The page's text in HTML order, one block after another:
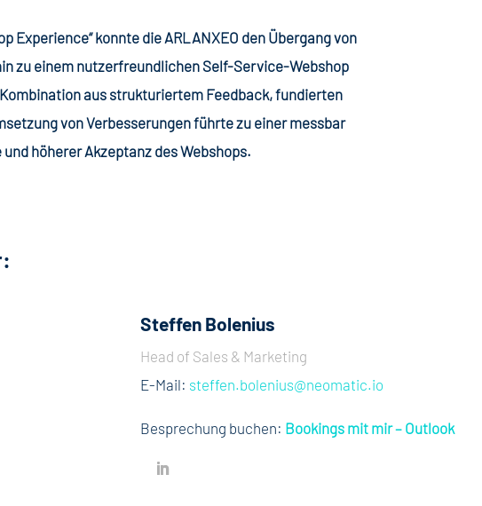
Experience“ konnte die ARLANXEO den Übergang von
zu einem nutzerfreundlichen Self-Service-Webshop
aus strukturiertem Feedback, fundierten
von Verbesserungen führte zu einer messbar
höherer Akzeptanz des Webshops.
Steffen Bolenius
Head of Sales & Marketing
E-Mail: steffen.bolenius@neomatic.io
Besprechung buchen: Bookings mit mir – Outlook